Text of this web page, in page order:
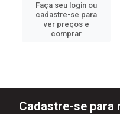
Faça seu login ou
cadastre-se para
ver preços e
comprar
Cadastre-se para